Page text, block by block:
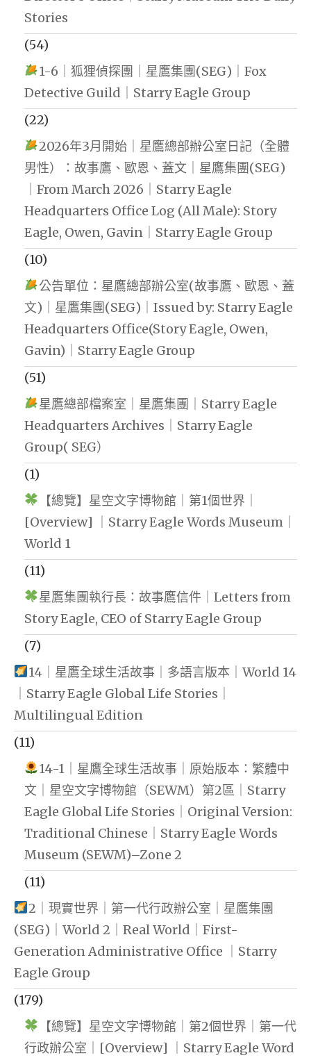
Stories
(54)
1-6｜狐狸偵探團｜星鷹集團(SEG)｜Fox
Detective Guild｜Starry Eagle Group
(22)
2026年3月開始｜星鷹總部辦公室日記（全體
男性）：故事鷹、歐恩、蓋文｜星鷹集團(SEG)
｜From March 2026｜Starry Eagle
Headquarters Office Log (All Male): Story
Eagle, Owen, Gavin｜Starry Eagle Group
(10)
公告單位：星鷹總部辦公室(故事鷹、歐恩、蓋
文)｜星鷹集團(SEG)｜Issued by: Starry Eagle
Headquarters Office(Story Eagle, Owen,
Gavin)｜Starry Eagle Group
(51)
星鷹總部檔案室｜星鷹集團｜Starry Eagle
Headquarters Archives｜Starry Eagle
Group( SEG）
(1)
【總覽】星空文字博物館｜第1個世界｜
[Overview] ｜Starry Eagle Words Museum｜
World 1
(11)
星鷹集團執行長：故事鷹信件｜Letters from
Story Eagle, CEO of Starry Eagle Group
(7)
14｜星鷹全球生活故事｜多語言版本｜World 14
｜Starry Eagle Global Life Stories｜
Multilingual Edition
(11)
14-1｜星鷹全球生活故事｜原始版本：繁體中
文｜星空文字博物館（SEWM）第2區｜Starry
Eagle Global Life Stories｜Original Version:
Traditional Chinese｜Starry Eagle Words
Museum (SEWM)–Zone 2
(11)
2｜現實世界｜第一代行政辦公室｜星鷹集團
(SEG)｜World 2｜Real World｜First-
Generation Administrative Office ｜Starry
Eagle Group
(179)
【總覽】星空文字博物館｜第2個世界｜第一代
行政辦公室｜[Overview] ｜Starry Eagle Word